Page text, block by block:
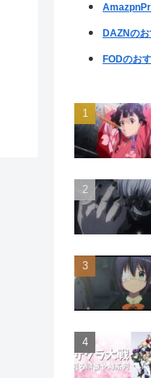
DAZNの
FODのお